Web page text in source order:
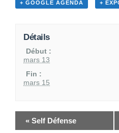
+ GOOGLE AGENDA +
Détails
Début :
mars 13
Fin :
mars 15
« Self Défense